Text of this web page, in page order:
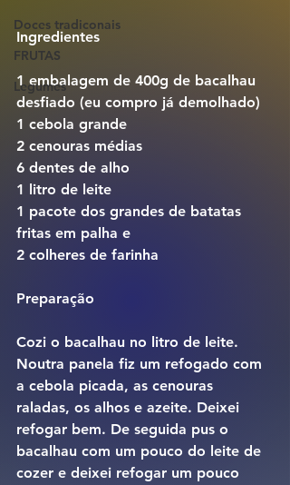
Doces tradiconais
FRUTAS
Legumes
Ingredientes
1 embalagem de 400g de bacalhau
desfiado (eu compro já demolhado)
1 cebola grande
2 cenouras médias
6 dentes de alho
1 litro de leite
1 pacote dos grandes de batatas
fritas em palha e
2 colheres de farinha
Preparação
Cozi o bacalhau no litro de leite.
Noutra panela fiz um refogado com
a cebola picada, as cenouras
raladas, os alhos e azeite. Deixei
refogar bem. De seguida pus o
bacalhau com um pouco do leite de
cozer e deixei refogar um pouco